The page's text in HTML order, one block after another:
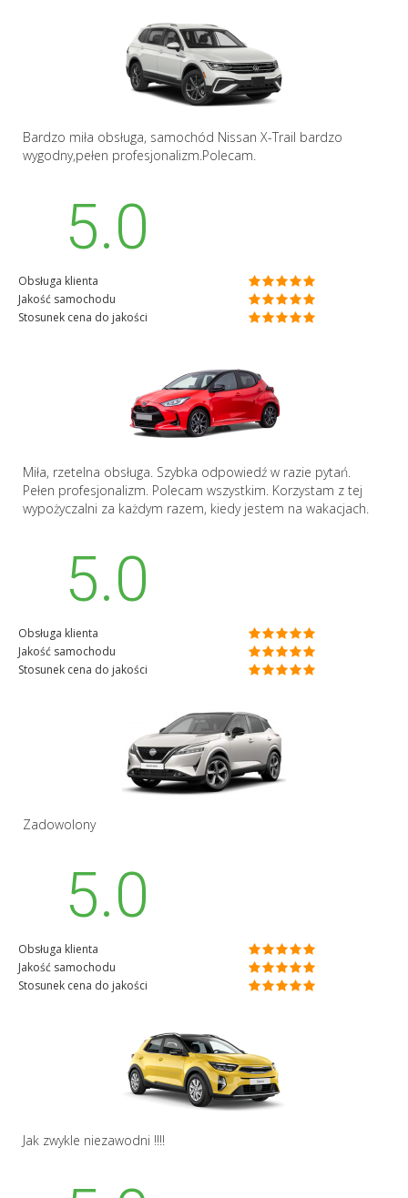
Bardzo miła obsługa, samochód Nissan X-Trail bardzo
wygodny,pełen profesjonalizm.Polecam.
5.0
Obsługa klienta
Jakość samochodu
Stosunek cena do jakości
Miła, rzetelna obsługa. Szybka odpowiedź w razie pytań.
Pełen profesjonalizm. Polecam wszystkim. Korzystam z tej
wypożyczalni za każdym razem, kiedy jestem na wakacjach.
5.0
Obsługa klienta
Jakość samochodu
Stosunek cena do jakości
Zadowolony
5.0
Obsługa klienta
Jakość samochodu
Stosunek cena do jakości
Jak zwykle niezawodni !!!!